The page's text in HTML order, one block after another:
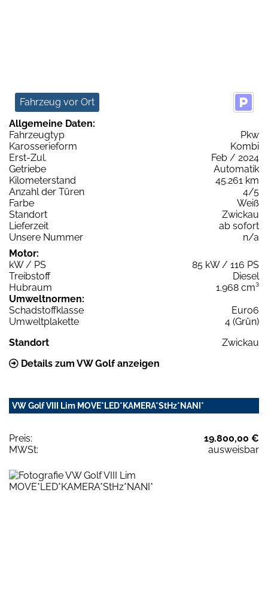
Fahrzeug vor Ort
Allgemeine Daten:
Fahrzeugtyp
Pkw
Karosserieform
Kombi
Erst-Zul.
Feb / 2024
Getriebe
Automatik
Kilometerstand
45.261 km
Anzahl der Türen
4/5
Farbe
Weiß
Standort
Zwickau
Lieferzeit
ab sofort
Unsere Nummer
n/a
Motor:
kW / PS
85 kW / 116 PS
Treibstoff
Diesel
Hubraum
1.968 cm³
Umweltnormen:
Schadstoffklasse
Euro6
Umweltplakette
4 (Grün)
Standort
Zwickau
Details zum VW Golf anzeigen
VW Golf VIII Lim MOVE*LED*KAMERA*StHz*NANI*
Preis:
19.800,00 €
MWSt:
ausweisbar